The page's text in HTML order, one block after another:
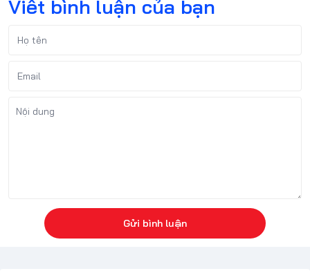
Viết bình luận của bạn
Gửi bình luận